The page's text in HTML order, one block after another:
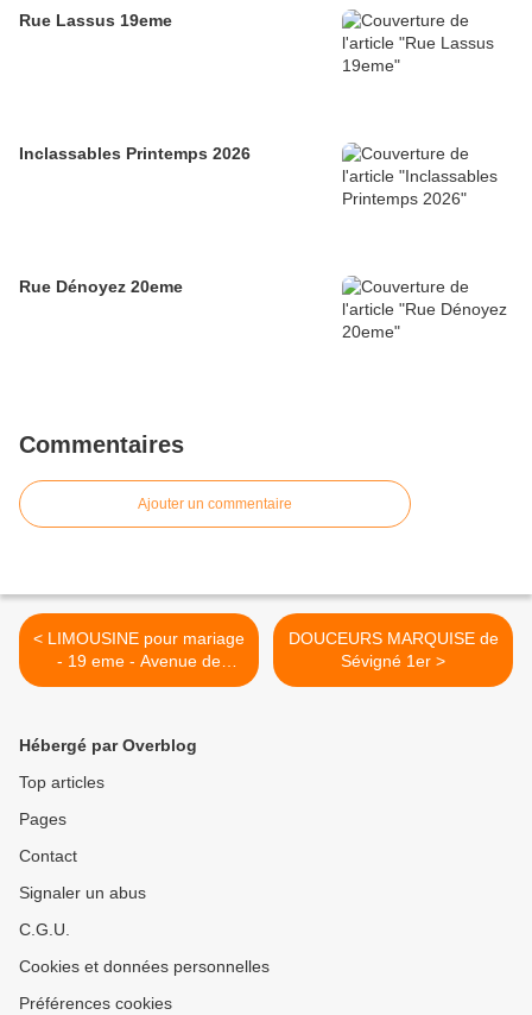
Rue Lassus 19eme
Inclassables Printemps 2026
Rue Dénoyez 20eme
Commentaires
Ajouter un commentaire
< LIMOUSINE pour mariage
- 19 eme - Avenue de
FLANDRE
DOUCEURS MARQUISE de
Sévigné 1er >
Hébergé par Overblog
Top articles
Pages
Contact
Signaler un abus
C.G.U.
Cookies et données personnelles
Préférences cookies